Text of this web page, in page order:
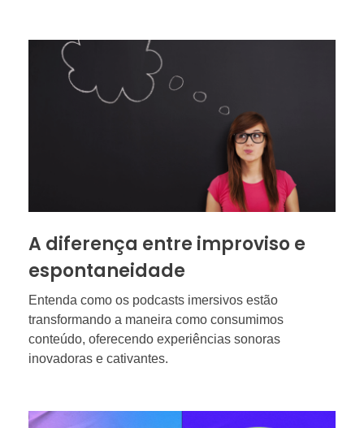
A diferença entre improviso e
espontaneidade
Entenda como os podcasts imersivos estão
transformando a maneira como consumimos
conteúdo, oferecendo experiências sonoras
inovadoras e cativantes.